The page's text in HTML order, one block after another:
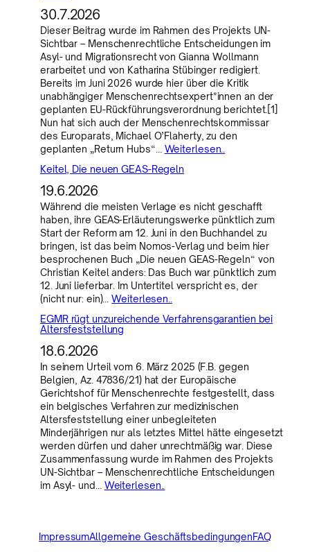
30.7.2026
Dieser Beitrag wurde im Rahmen des Projekts UN-
Sichtbar – Menschenrechtliche Entscheidungen im
Asyl- und Migrationsrecht von Gianna Wollmann
erarbeitet und von Katharina Stübinger redigiert.
Bereits im Juni 2026 wurde hier über die Kritik
unabhängiger Menschenrechtsexpert*innen an der
geplanten EU-Rückführungsverordnung berichtet.[1]
Nun hat sich auch der Menschenrechtskommissar
des Europarats, Michael O’Flaherty, zu den
geplanten „Return Hubs“… Weiterlesen..
Keitel, Die neuen GEAS-Regeln
19.6.2026
Während die meisten Verlage es nicht geschafft
haben, ihre GEAS-Erläuterungswerke pünktlich zum
Start der Reform am 12. Juni in den Buchhandel zu
bringen, ist das beim Nomos-Verlag und beim hier
besprochenen Buch „Die neuen GEAS-Regeln“ von
Christian Keitel anders: Das Buch war pünktlich zum
12. Juni lieferbar. Im Untertitel verspricht es, der
(nicht nur: ein)…Weiterlesen..
EGMR rügt unzureichende Verfahrensgarantien bei
Altersfeststellung
18.6.2026
In seinem Urteil vom 6. März 2025 (F.B. gegen
Belgien, Az. 47836/21) hat der Europäische
Gerichtshof für Menschenrechte festgestellt, dass
ein belgisches Verfahren zur medizinischen
Altersfeststellung einer unbegleiteten
Minderjährigen nur als letztes Mittel hätte eingesetzt
werden dürfen und daher unrechtmäßig war. Diese
Zusammenfassung wurde im Rahmen des Projekts
UN-Sichtbar – Menschenrechtliche Entscheidungen
im Asyl- und… Weiterlesen..
ImpressumAllgemeine GeschäftsbedingungenFAQ